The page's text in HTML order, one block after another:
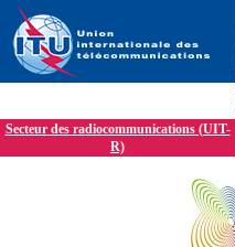
Secteur des radiocommunications (UIT-
R)